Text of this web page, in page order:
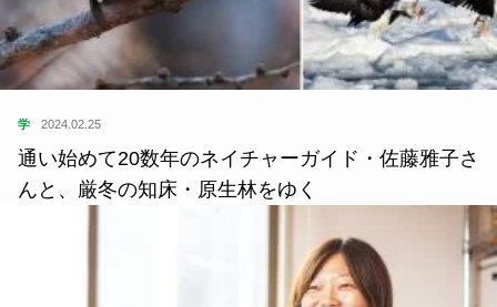
学 2024.02.25
通い始めて20数年のネイチャーガイド・佐藤雅子さ
んと、厳冬の知床・原生林をゆく